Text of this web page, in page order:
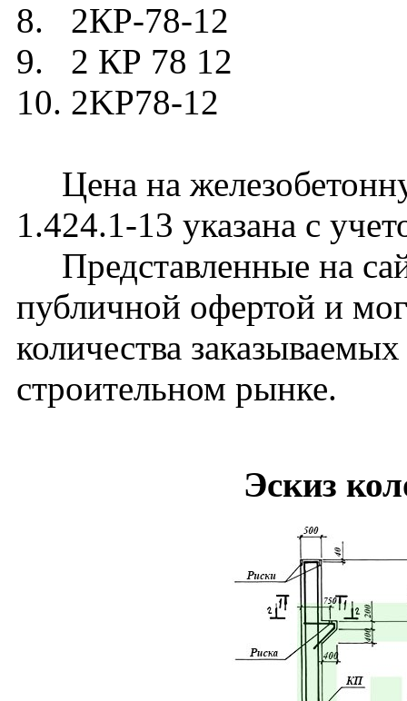
8. 2КР-78-12
9. 2 КР 78 12
10. 2KP78-12
Цена на
1.424.1-13 указана с
Представленные на
публичной офертой и
количества
строительном рынке.
Эскиз